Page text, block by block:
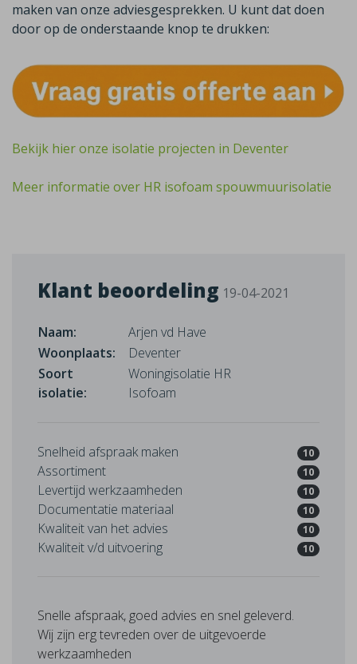
maken van onze adviesgesprekken. U kunt dat doen
door op de onderstaande knop te drukken:
Bekijk hier onze isolatie projecten in Deventer
Meer informatie over HR isofoam spouwmuurisolatie
Klant beoordeling 19-04-2021
Naam:
Arjen vd Have
Woonplaats:
Deventer
Soort
isolatie:
Woningisolatie HR
Isofoam
Snelheid afspraak maken 10
Assortiment 10
Levertijd werkzaamheden 10
Documentatie materiaal 10
Kwaliteit van het advies 10
Kwaliteit v/d uitvoering 10
Snelle afspraak, goed advies en snel geleverd.
Wij zijn erg tevreden over de uitgevoerde
werkzaamheden